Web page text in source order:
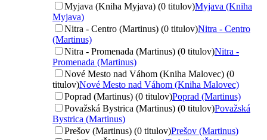
Myjava (Kniha Myjava) (0 titulov)Myjava (Kniha
Myjava)
Nitra - Centro (Martinus) (0 titulov)Nitra - Centro
(Martinus)
Nitra - Promenada (Martinus) (0 titulov)Nitra -
Promenada (Martinus)
Nové Mesto nad Váhom (Kniha Malovec) (0
titulov)Nové Mesto nad Váhom (Kniha Malovec)
Poprad (Martinus) (0 titulov)Poprad (Martinus)
Považská Bystrica (Martinus) (0 titulov)Považská
Bystrica (Martinus)
Prešov (Martinus) (0 titulov)Prešov (Martinus)